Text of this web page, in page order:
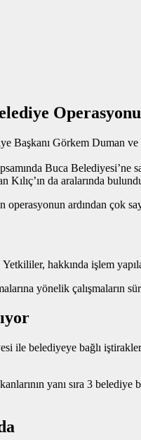
Operasyonu
Başkanı Görkem Duman
Buca
da aralarında
ardından çok
hakkında işlem
yönelik çalışmaların
ile belediyeye bağlı
yanı sıra 3